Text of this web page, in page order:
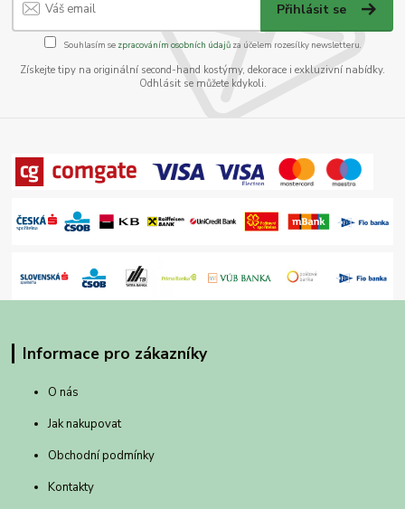
Přihlásit se
Souhlasím se zpracováním osobních údajůza účelem rozesílky newsletteru.
Získejte tipy na originální second-hand kostýmy, dekorace i exkluzivní nabídky.
Odhlásit se můžete kdykoli.
Informace pro zákazníky
O nás
Jak nakupovat
Obchodní podmínky
Kontakty